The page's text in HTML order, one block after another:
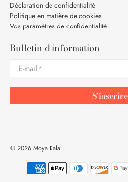
Déclaration de confidentialité
Politique en matière de cookies
Vos paramètres de confidentialité
Bulletin d'information
E-mail*
S'inscrire
© 2026Moya Kala.